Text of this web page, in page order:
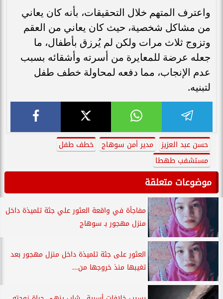
واعترف المتهم خلال التحقيقات، بأنه كان يعاني
من مشاكل شخصية، حيث كان يعاني من العقم
وتزوج ثلاث مرات ولكن لم يُرزق بأطفال، ما
جعله عرضة للمعايرة من أسرته وأشقائه بسبب
عدم الإنجاب، مما دفعه لمحاولة خطف طفل
لتبنيه.
حسن عبد العزيز مدير أمن سوهاج
خطف طفل
مستشفب طهطا
موضوعات متعلقة
مفاجأة في واقعة العثور علي جثة تلميذة داخل
منزل مهجور بـ سوهاج
العثور على جثة تلميذة داخل منزل مهجور بعد
تغيبها منذ خروجها من...